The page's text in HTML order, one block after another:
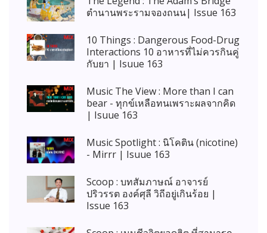
ตำนานพระรามจองถนน| Issue 163
10 Things : Dangerous Food-Drug
Interactions 10 อาหารที่ไม่ควรกินคู่
กับยา | Isuue 163
Music The View : More than I can
bear - ทุกข์เหลือทนเพราะผลจากคิด
| Isuue 163
Music Spotlight : นิโคติน (nicotine)
- Mirrr | Isuue 163
Scoop : บทสัมภาษณ์ อาจารย์
ปริวรรต องค์ศุลี วิถีอยู่เกินร้อย |
Issue 163